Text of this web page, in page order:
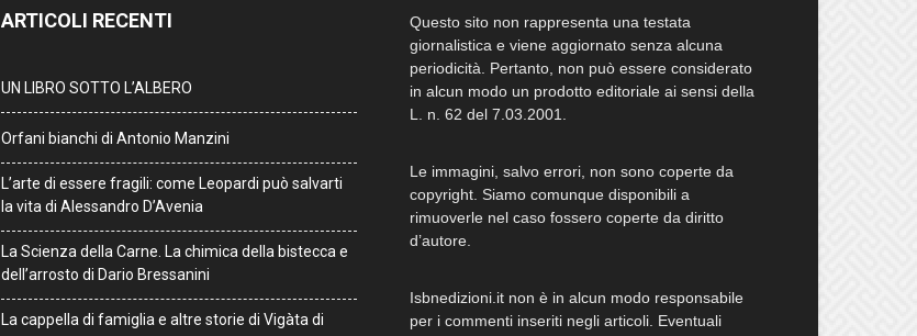
ARTICOLI RECENTI
UN LIBRO SOTTO L’ALBERO
Orfani bianchi di Antonio Manzini
L’arte di essere fragili: come Leopardi può salvarti
la vita di Alessandro D’Avenia
La Scienza della Carne. La chimica della bistecca e
dell’arrosto di Dario Bressanini
La cappella di famiglia e altre storie di Vigàta di
Questo sito non rappresenta una testata
giornalistica e viene aggiornato senza alcuna
periodicità. Pertanto, non può essere considerato
in alcun modo un prodotto editoriale ai sensi della
L. n. 62 del 7.03.2001.
Le immagini, salvo errori, non sono coperte da
copyright. Siamo comunque disponibili a
rimuoverle nel caso fossero coperte da diritto
d’autore.
Isbnedizioni.it non è in alcun modo responsabile
per i commenti inseriti negli articoli. Eventuali